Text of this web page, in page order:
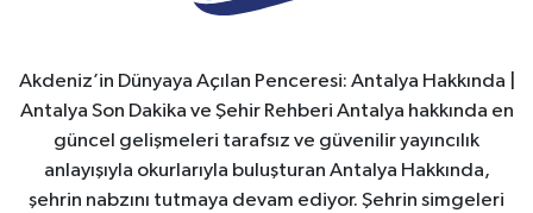
Akdeniz’in Dünyaya Açılan Penceresi: Antalya Hakkında |
Antalya Son Dakika ve Şehir Rehberi Antalya hakkında en
güncel gelişmeleri tarafsız ve güvenilir yayıncılık
anlayışıyla okurlarıyla buluşturan Antalya Hakkında,
şehrin nabzını tutmaya devam ediyor. Şehrin simgeleri